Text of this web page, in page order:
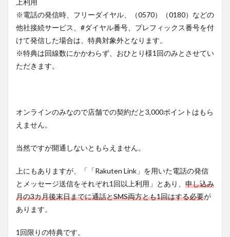
上利用
※電話の発信時、フリーダイヤル、（0570）（0180）などの
他社接続サービス、#ダイヤル番号、プレフィックス番号を付
けて発信した場合は、特典対象外となります。
※特典は回線数にかかわらず、おひとり様1回のみとさせてい
ただきます。
オンラインのみなので店舗での契約だと3,000ポイントはもら
えません。
当然ですが開通しないともらえません。
上にもありますが、「「Rakuten Link」を用いた電話の発信
とメッセージ送信をそれぞれ1回以上利用」とあり、 申し込み
月の3カ月後末日までに通話とSMS両方とも1回はする必要が
あります。
1回限りの特典です。